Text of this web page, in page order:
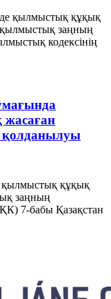
қылмыстық құқық
заңның
кодексінің
қылмыстық құқық
заңның
7-бабы Қазақстан